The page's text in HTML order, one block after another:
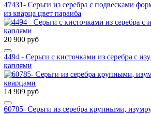
47431- Серьги из серебра с подвесками
из кварца цвет параиба
20 900 руб
4494 - Серьги с кисточками из серебра с
каплями
14 909 руб
60785- Серьги из серебра крупными,